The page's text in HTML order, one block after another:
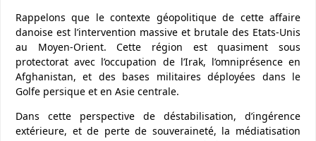
Rappelons que le contexte géopolitique de cette affaire
danoise est l’intervention massive et brutale des Etats-Unis
au Moyen-Orient. Cette région est quasiment sous
protectorat avec l’occupation de l’Irak, l’omniprésence en
Afghanistan, et des bases militaires déployées dans le
Golfe persique et en Asie centrale.
Dans cette perspective de déstabilisation, d’ingérence
extérieure, et de perte de souveraineté, la médiatisation